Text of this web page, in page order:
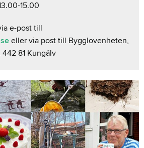
15.00
e-post till
eller via post till Bygglovenheten,
81 Kungälv